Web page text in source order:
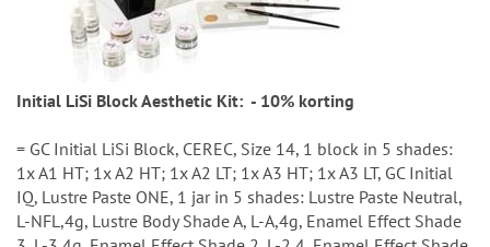
Initial LiSi Block Aesthetic Kit: - 10% korting
= GC Initial LiSi Block, CEREC, Size 14, 1 block in 5 shades:
1x A1 HT; 1x A2 HT; 1x A2 LT; 1x A3 HT; 1x A3 LT, GC Initial
IQ, Lustre Paste ONE, 1 jar in 5 shades: Lustre Paste Neutral,
L-NFL,4g, Lustre Body Shade A, L-A,4g, Enamel Effect Shade